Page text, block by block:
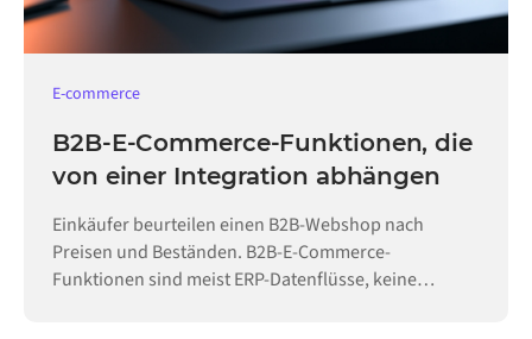
E-commerce
B2B-E-Commerce-Funktionen, die
von einer Integration abhängen
Einkäufer beurteilen einen B2B-Webshop nach
Preisen und Beständen. B2B-E-Commerce-
Funktionen sind meist ERP-Datenflüsse, keine